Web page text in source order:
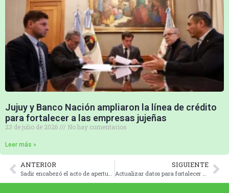
Jujuy y Banco Nación ampliaron la línea de crédito
para fortalecer a las empresas jujeñas
23 de julio de 2026 No hay comentarios
Leer más »
ANTERIOR
Sadir encabezó el acto de apertura de sobres del Plan Provincial de Repavimentación
SIGUIENTE
Actualizar datos para fortalecer a Instituciones Sociales